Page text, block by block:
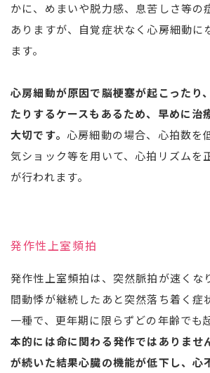
かに、めまいや脱力感、息苦しさ等の
ありますが、自覚症状なく心房細動に
ます。
心房細動が原因で脳梗塞が起こったり
たりするケースもあるため、早めに治
大切です。 心房細動の場合、心拍数を
気ショック等を用いて、心拍リズムを
が行われます。
発作性上室頻拍
発作性上室頻拍は、突然脈拍が速くな
間動悸が継続したあと突然落ち着く症
一種で、更年期に限らずどの年齢でも
本的には命に関わる発作ではありませ
が続いた結果心臓の機能が低下し、心